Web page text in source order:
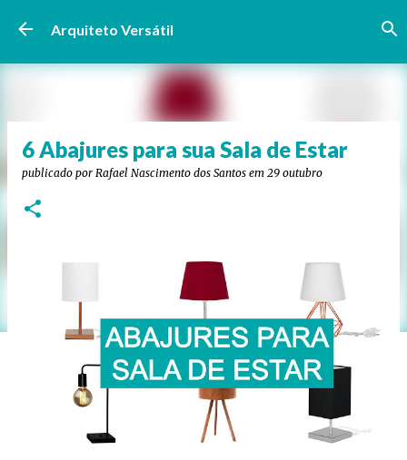
Pular para o conteúdo principal
Arquiteto Versátil
6 Abajures para sua Sala de Estar
publicado por Rafael Nascimento dos Santos em 29 outubro